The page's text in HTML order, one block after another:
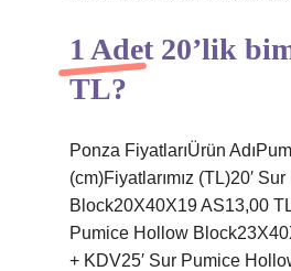
1 Adet 20’lik
TL?
Ponza FiyatlarıÜrün
(cm)Fiyatlarımız (TL)20′
Block20X40X19 AS13,00
Pumice Hollow
+ KDV25′ Sur Pumice